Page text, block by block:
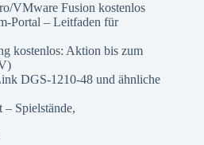
VMware Fusion kostenlos
Portal – Leitfaden für
kostenlos: Aktion bis zum
DGS-1210-48 und ähnliche
– Spielstände,